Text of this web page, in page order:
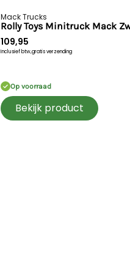
1x Koppelbout
Mack Trucks
Rolly Toys Minitruck Mack
109,95
Inclusief btw,gratis verzending
Op voorraad
Bekijk product